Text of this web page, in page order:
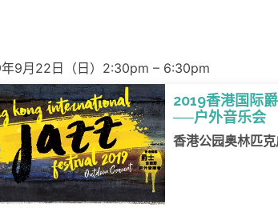
9月22日（日）2:30pm – 6:30pm
2019香港国际
──户外音乐会
香港公园奥林匹